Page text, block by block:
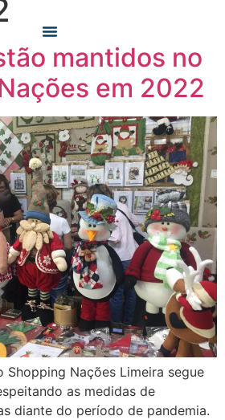
mantidos no
em 2022
Shopping Nações Limeira segue
as medidas de
diante do período de pandemia.